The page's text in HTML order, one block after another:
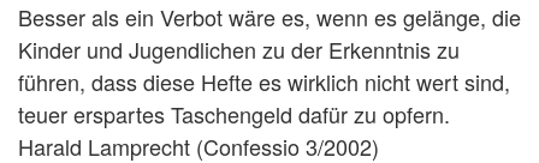
Besser als ein Verbot wäre es, wenn es gelänge, die
Kinder und Jugendlichen zu der Erkenntnis zu
führen, dass diese Hefte es wirklich nicht wert sind,
teuer erspartes Taschengeld dafür zu opfern.
Harald Lamprecht (Confessio 3/2002)